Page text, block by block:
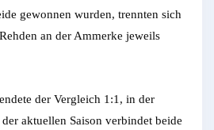
gewonnen wurden, trennten sich
an der Ammerke jeweils
der Vergleich 1:1, in der
aktuellen Saison verbindet beide